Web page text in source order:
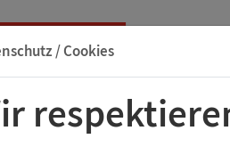
/ Cookies